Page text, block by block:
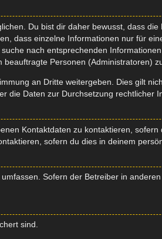
Du bist dir daher bewusst, dass
dass einzelne Informationen nur für
nach entsprechenden
Personen (Administratoren)
an Dritte weitergeben. Dies gilt
die Daten zur Durchsetzung rechtlicher
Kontaktdaten zu kontaktieren,
sofern du dies in deinem
Sofern der Betreiber in
sind.